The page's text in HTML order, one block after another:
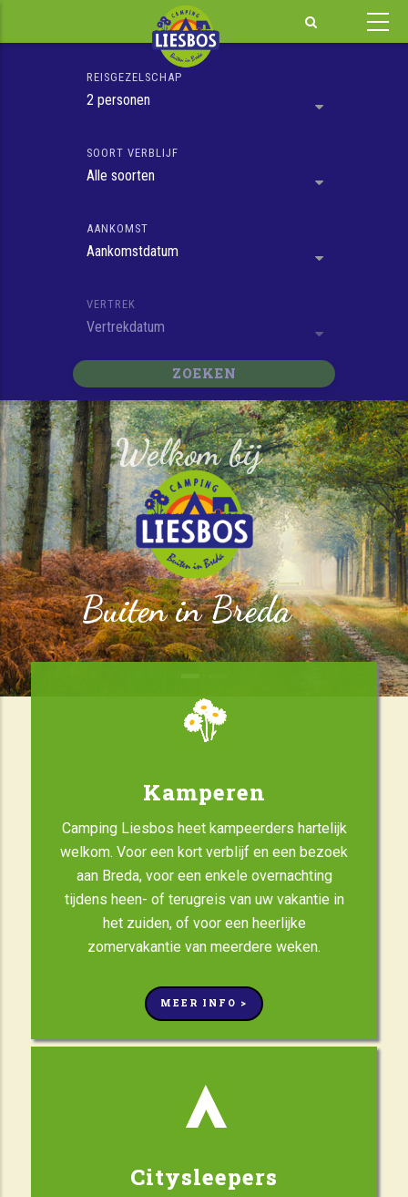
REISGEZELSCHAP
2 personen
SOORT VERBLIJF
Alle soorten
AANKOMST
Aankomstdatum
VERTREK
Vertrekdatum
ZOEKEN
Welkom bij
Buiten in Breda
Kamperen
Camping Liesbos heet kampeerders hartelijk
welkom. Voor een kort verblijf en een bezoek
aan Breda, voor een enkele overnachting
tijdens heen- of terugreis van uw vakantie in
het zuiden, of voor een heerlijke
zomervakantie van meerdere weken.
MEER INFO >
Citysleepers